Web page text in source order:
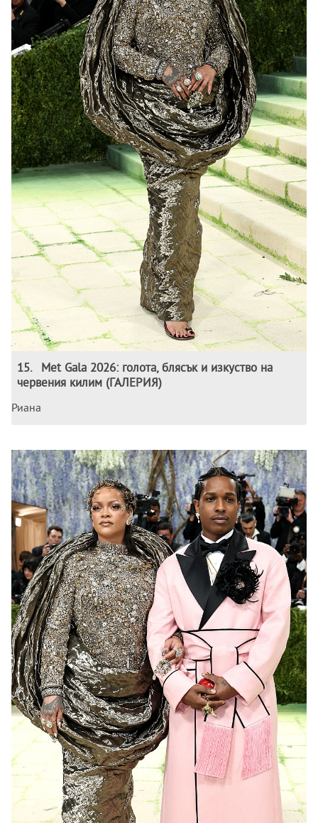
15.
Met Gala 2026: голота, блясък и изкуство на
червения килим (ГАЛЕРИЯ)
Риана